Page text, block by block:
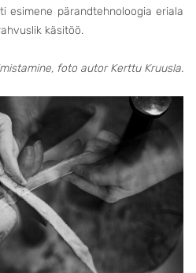
esimene pärandtehnoloogia eriala
käsitöö.
foto autor Kerttu Kruusla.